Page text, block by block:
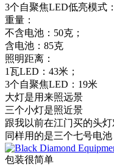
3个自聚焦LED低亮模式
重量：
不含电池：50克；
含电池：85克
照明距离：
1瓦LED：43米；
3个自聚焦LED：19米
大灯是用来照远景
三个小灯是照近景
跟我以前在江门买的头
同样用的是三个七号电
包装很简单